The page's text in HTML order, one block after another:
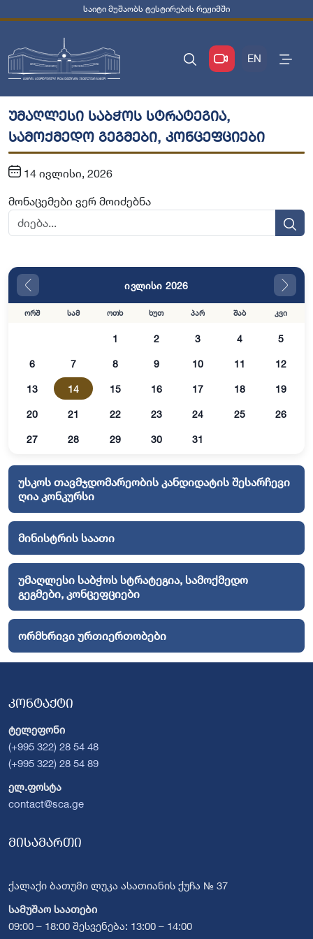
საიტი მუშაობს ტესტირების რეჟიმში
EN
უმაღლესი საბჭოს სტრატეგია,
სამოქმედო გეგმები, კონცეფციები
14 ივლისი, 2026
მონაცემები ვერ მოიძებნა
ივლისი 2026
ორშ სამ ოთხ ხუთ პარ შაბ კვი
1 2 3 4 5
6 7 8 9 10 11 12
13 14 15 16 17 18 19
20 21 22 23 24 25 26
27 28 29 30 31
უსკოს თავმჯდომარეობის კანდიდატის შესარჩევი
ღია კონკურსი
მინისტრის საათი
უმაღლესი საბჭოს სტრატეგია, სამოქმედო
გეგმები, კონცეფციები
ორმხრივი ურთიერთობები
კონტაქტი
ტელეფონი
(+995 322) 28 54 48
(+995 322) 28 54 89
ელ.ფოსტა
contact@sca.ge
მისამართი
ქალაქი ბათუმი ლუკა ასათიანის ქუჩა № 37
სამუშაო საათები
09:00 – 18:00 შესვენება: 13:00 – 14:00